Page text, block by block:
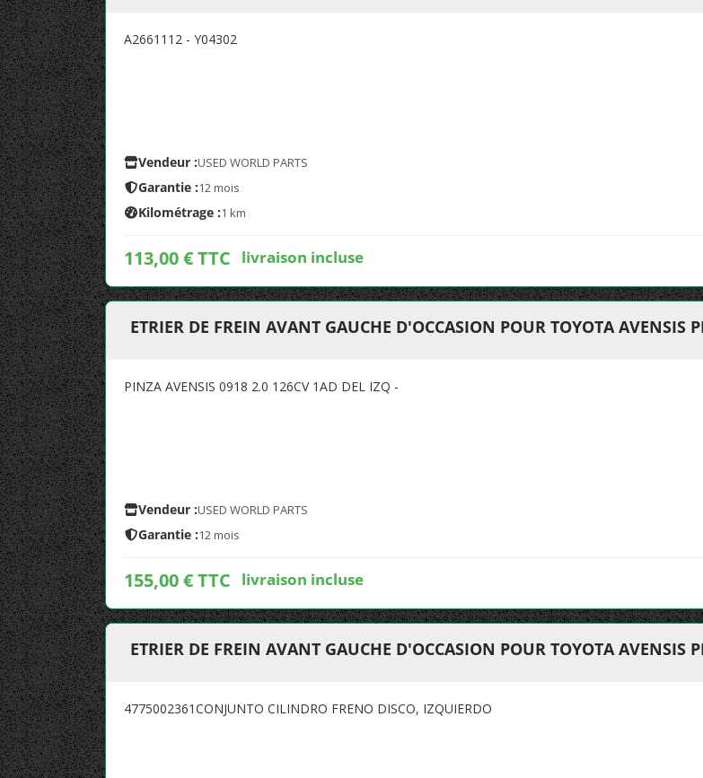
A2661112 - Y04302
Vendeur :USED WORLD PARTS
Garantie :12 mois
Kilométrage :1 km
113,00 € TTC livraison incluse
ETRIER DE FREIN AVANT GAUCHE D'OCCASION POUR TOYOTA AVENSIS
PINZA AVENSIS 0918 2.0 126CV 1AD DEL IZQ -
Vendeur :USED WORLD PARTS
Garantie :12 mois
155,00 € TTC livraison incluse
ETRIER DE FREIN AVANT GAUCHE D'OCCASION POUR TOYOTA AVENSIS
4775002361CONJUNTO CILINDRO FRENO DISCO, IZQUIERDO